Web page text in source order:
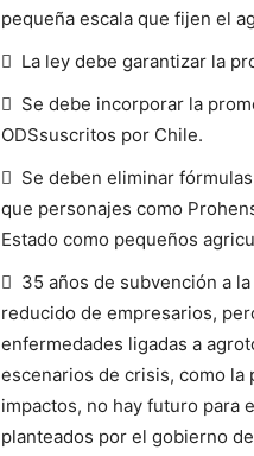
pequeña escala que fijen el
 La ley debe garantizar la
 Se debe incorporar la
ODSsuscritos por Chile.
 Se deben eliminar
que personajes como
Estado como pequeños
 35 años de subvención a
reducido de empresarios,
enfermedades ligadas a
escenarios de crisis, como la
impactos, no hay futuro para
planteados por el gobierno